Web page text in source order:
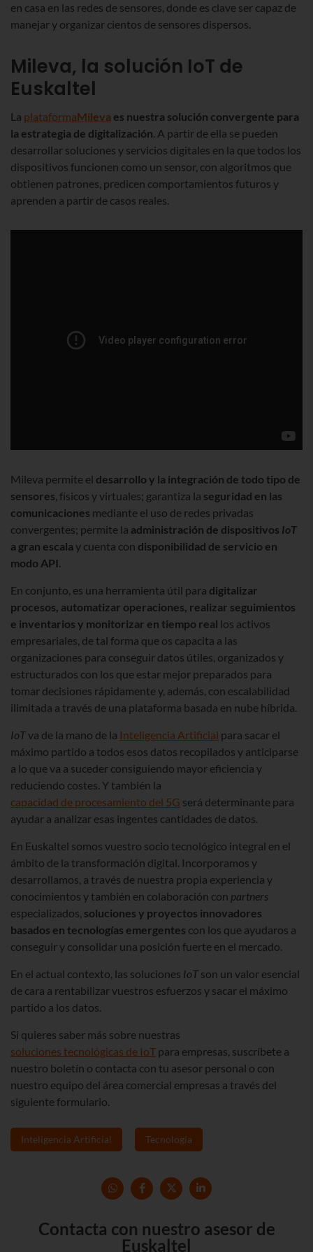
en casa en las redes de sensores, donde es clave ser capaz de
manejar y organizar cientos de sensores dispersos.
Mileva, la solución IoT de
Euskaltel
La plataformaMileva es nuestra solución convergente para
la estrategia de digitalización. A partir de ella se pueden
desarrollar soluciones y servicios digitales en la que todos los
dispositivos funcionen como un sensor, con algoritmos que
obtienen patrones, predicen comportamientos futuros y
aprenden a partir de casos reales.
Mileva permite el desarrollo y la integración de todo tipo de
sensores, físicos y virtuales; garantiza la seguridad en las
comunicaciones mediante el uso de redes privadas
convergentes; permite la administración de dispositivos IoT
a gran escala y cuenta con disponibilidad de servicio en
modo API.
En conjunto, es una herramienta útil para digitalizar
procesos, automatizar operaciones, realizar seguimientos
e inventarios y monitorizar en tiempo real los activos
empresariales, de tal forma que os capacita a las
organizaciones para conseguir datos útiles, organizados y
estructurados con los que estar mejor preparados para
tomar decisiones rápidamente y, además, con escalabilidad
ilimitada a través de una plataforma basada en nube híbrida.
IoTva de la mano de la Inteligencia Artificial para sacar el
máximo partido a todos esos datos recopilados y anticiparse
a lo que va a suceder consiguiendo mayor eficiencia y
reduciendo costes. Y también la
capacidad de procesamiento del 5G será determinante para
ayudar a analizar esas ingentes cantidades de datos.
En Euskaltel somos vuestro socio tecnológico integral en el
ámbito de la transformación digital. Incorporamos y
desarrollamos, a través de nuestra propia experiencia y
conocimientos y también en colaboración con partners
especializados, soluciones y proyectos innovadores
basados en tecnologías emergentes con los que ayudaros a
conseguir y consolidar una posición fuerte en el mercado.
En el actual contexto, las soluciones IoT son un valor esencial
de cara a rentabilizar vuestros esfuerzos y sacar el máximo
partido a los datos.
Si quieres saber más sobre nuestras
soluciones tecnológicas de IoT para empresas, suscríbete a
nuestro boletín o contacta con tu asesor personal o con
nuestro equipo del área comercial empresas a través del
siguiente formulario.
Inteligencia Artificial Tecnología
Contacta con nuestro asesor de
Euskaltel